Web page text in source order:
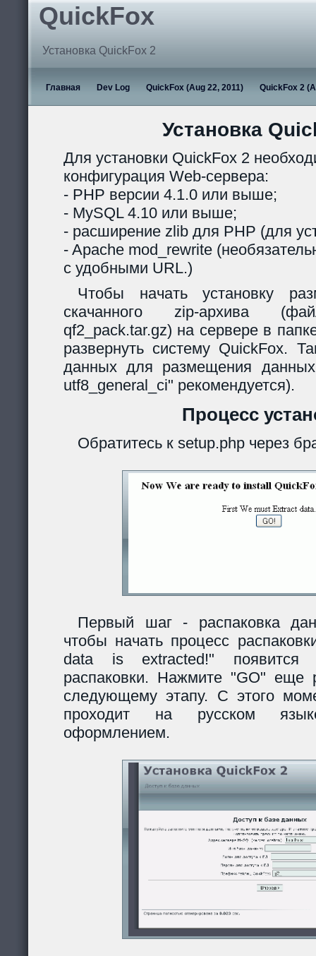
QuickFox
Установка QuickFox 2
Главная Dev Log QuickFox (Aug 22, 2011) QuickFox 2
Установка
Для установки QuickFox 2
конфигурация Web-сервера:
- PHP версии 4.1.0 или выше;
- MySQL 4.10 или выше;
- расширение zlib для PHP (для
- Apache mod_rewrite
с удобными URL.)
Чтобы начать установку
скачанного zip-архива
qf2_pack.tar.gz) на сервере в
развернуть систему QuickFox.
данных для размещения
utf8_general_ci" рекомендуется).
Процесс
Обратитесь к setup.php через
Первый шаг - распаковка
чтобы начать процесс
data is extracted!" появится
распаковки. Нажмите "GO" еще
следующему этапу. С этого
проходит на русском
оформлением.